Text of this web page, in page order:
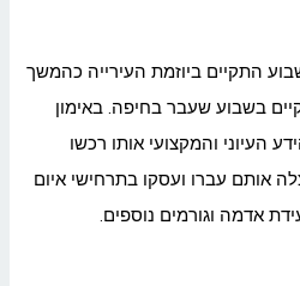
התקיים ביוזמת העירייה כהמשך
בשבוע שעבר בחיפה. באימון
העיוני והמקצועי אותו רכשו
אותם עברו ועסקו בתרחישי איום
אדמה וגורמים נוספים.